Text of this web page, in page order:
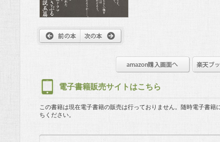
電子書籍販売サイトはこちら
この書籍は現在電子書籍の販売は行っておりません。 随時電子書籍
ちください。